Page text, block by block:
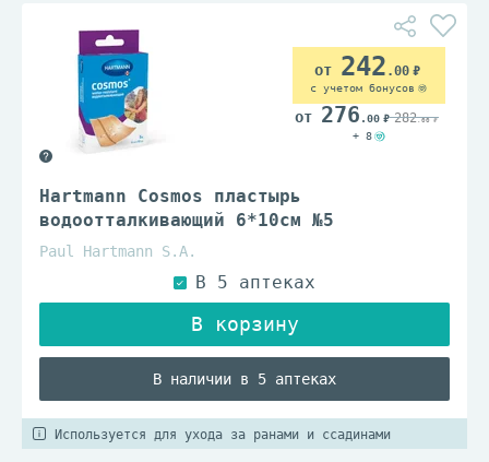
Hartmann Cosmos пластырь
водоотталкивающий 6*10см №5
Paul Hartmann S.A.
В наличии в 5 аптеках
242 .00
с учетом бонусов
276 .00 282.00
+ 8
Используется для ухода за ранами и ссадинами